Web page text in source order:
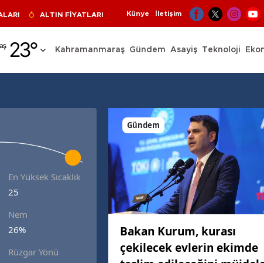
ALTIN FİYATLARI Künye İletişim
23° Kahramanmaraş Gündem Asayiş Teknoloji
En Yüksek Sıcaklık
25
Nem
26%
Rüzgar Yönü
Gündem
Bakan Kurum, kurası
çekilecek evlerin ekimde